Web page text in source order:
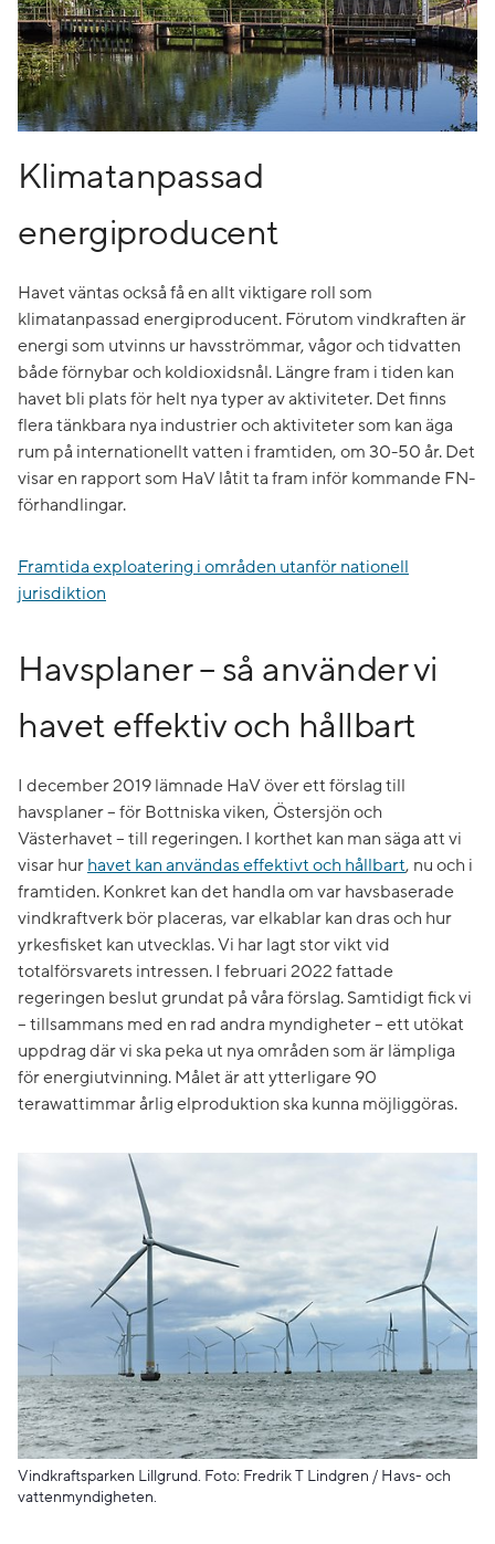
Klimatanpassad
energiproducent
Havet väntas också få en allt viktigare roll som
klimatanpassad energiproducent. Förutom vindkraften är
energi som utvinns ur havsströmmar, vågor och tidvatten
både förnybar och koldioxidsnål. Längre fram i tiden kan
havet bli plats för helt nya typer av aktiviteter. Det finns
flera tänkbara nya industrier och aktiviteter som kan äga
rum på internationellt vatten i framtiden, om 30-50 år. Det
visar en rapport som HaV låtit ta fram inför kommande FN-
förhandlingar.
Framtida exploatering i områden utanför nationell
jurisdiktion
Havsplaner – så använder vi
havet effektiv och hållbart
I december 2019 lämnade HaV över ett förslag till
havsplaner – för Bottniska viken, Östersjön och
Västerhavet – till regeringen. I korthet kan man säga att vi
visar hur havet kan användas effektivt och hållbart, nu och i
framtiden. Konkret kan det handla om var havsbaserade
vindkraftverk bör placeras, var elkablar kan dras och hur
yrkesfisket kan utvecklas. Vi har lagt stor vikt vid
totalförsvarets intressen. I februari 2022 fattade
regeringen beslut grundat på våra förslag. Samtidigt fick vi
– tillsammans med en rad andra myndigheter – ett utökat
uppdrag där vi ska peka ut nya områden som är lämpliga
för energiutvinning. Målet är att ytterligare 90
terawattimmar årlig elproduktion ska kunna möjliggöras.
Vindkraftsparken Lillgrund. Foto: Fredrik T Lindgren / Havs- och
vattenmyndigheten.